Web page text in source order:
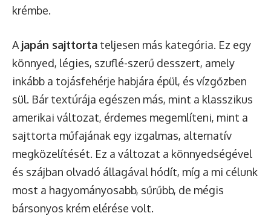
krémbe.
A japán sajttorta teljesen más kategória. Ez egy
könnyed, légies, szuflé-szerű desszert, amely
inkább a tojásfehérje habjára épül, és vízgőzben
sül. Bár textúrája egészen más, mint a klasszikus
amerikai változat, érdemes megemlíteni, mint a
sajttorta műfajának egy izgalmas, alternatív
megközelítését. Ez a változat a könnyedségével
és szájban olvadó állagával hódít, míg a mi célunk
most a hagyományosabb, sűrűbb, de mégis
bársonyos krém elérése volt.